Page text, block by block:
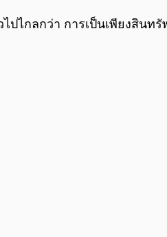
ไกลกว่า การเป็นเพียงสิน